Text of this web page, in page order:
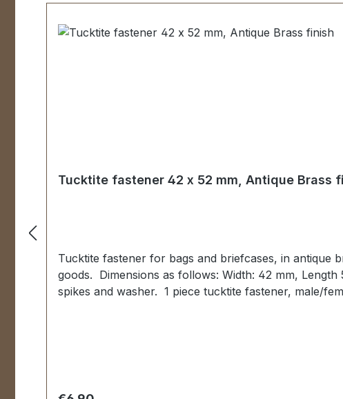
Tucktite fastener 42 x 52 mm, Antique Brass
Tucktite fastener for bags and briefcases, in antique
goods. Dimensions as follows: Width: 42 mm,
spikes and washer. 1 piece tucktite fastener, male/